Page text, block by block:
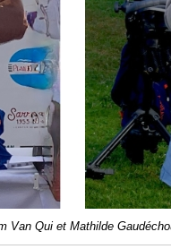
Van Qui et Mathilde